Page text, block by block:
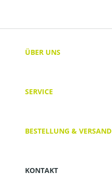
ÜBER UNS
SERVICE
BESTELLUNG & VERSAND
KONTAKT